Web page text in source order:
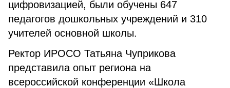
цифровизацией, были обучены 647
педагогов дошкольных учреждений и 310
учителей основной школы.
Ректор ИРОСО Татьяна Чуприкова
представила опыт региона на
всероссийской конференции «Школа